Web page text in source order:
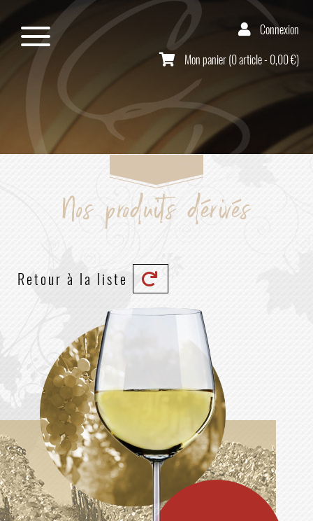
Connexion
Mon panier (0 article - 0,00 €)
Nos produits dérivés
Retour à la liste